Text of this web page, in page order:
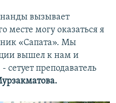
вызывает
месте могу оказаться я
«Сапата». Мы
вышел к нам и
преподаватель